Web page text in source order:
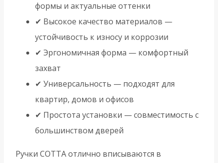
формы и актуальные оттенки
✔ Высокое качество материалов —
устойчивость к износу и коррозии
✔ Эргономичная форма — комфортный
захват
✔ Универсальность — подходят для
квартир, домов и офисов
✔ Простота установки — совместимость с
большинством дверей
Ручки COTTA отлично вписываются в